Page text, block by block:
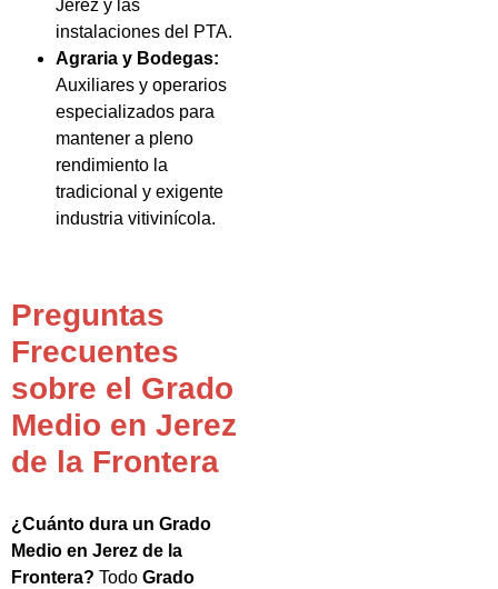
Jerez y las
instalaciones del PTA.
Agraria y Bodegas:
Auxiliares y operarios
especializados para
mantener a pleno
rendimiento la
tradicional y exigente
industria vitivinícola.
Preguntas
Frecuentes
sobre el Grado
Medio en Jerez
de la Frontera
¿Cuánto dura un Grado
Medio en Jerez de la
Frontera? Todo Grado